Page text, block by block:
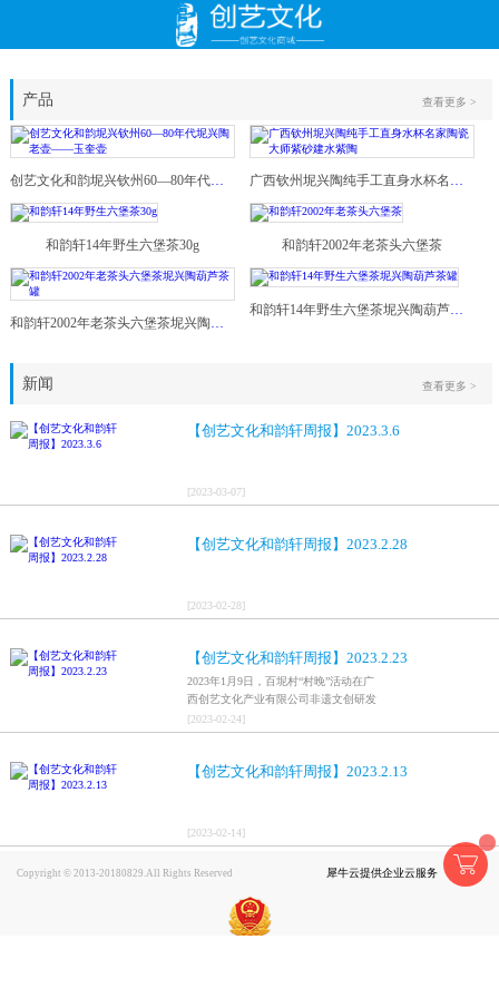
产品 查看更多 >
创艺文化和韵坭兴钦州60—80年代坭兴陶老壶——玉奎壶 广西钦州坭兴陶纯手工直身水杯名家陶瓷大师紫砂建水紫陶
和韵轩14年野生六堡茶30g 和韵轩2002年老茶头六堡茶
和韵轩2002年老茶头六堡茶坭兴陶葫芦茶罐
和韵轩14年野生六堡茶坭兴陶葫芦茶罐
新闻
【创艺文化和韵轩周报】2023.3.6
[2023-03-07]
【创艺文化和韵轩周报】2023.2.28
[2023-02-28]
【创艺文化和韵轩周报】2023.2.23
2023年1月9日，百坭村“村晚”活动在广
西创艺文化产业有限公司非遗文创研发
基地、百色市乐业县百坭壮族织布技艺
传承创意基地正式开启，活动紧扣“启航
村特色设计舞美，突出乡村文艺新体
术，阐释了书法精神。（排名不分先
中国职工书法家协会副主席秘书长《墨
香满园》倪进祥，中国书协理事《保护
文化遗产，守望精神家园》陈焕章，中
央国家机关书法家协会会员《千古文化
[2023-02-24]
【创艺文化和韵轩周报】2023.2.13
[2023-02-14]
查看更多 >
Copyright © 2013-20180829.All Rights Reserved 犀牛云提供企业云服务